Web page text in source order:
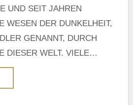
UND SEIT JAHREN
WESEN DER DUNKELHEIT,
GENANNT, DURCH
DIESER WELT. VIELE…